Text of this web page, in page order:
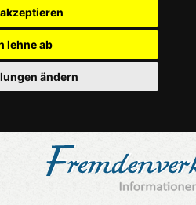
lehne ab
ändern